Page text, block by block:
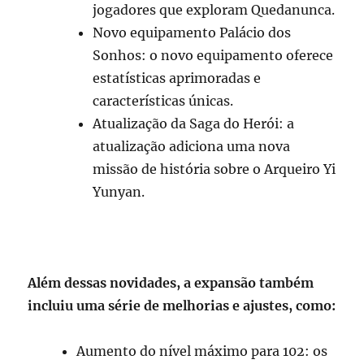
jogadores que exploram Quedanunca.
Novo equipamento Palácio dos
Sonhos: o novo equipamento oferece
estatísticas aprimoradas e
características únicas.
Atualização da Saga do Herói: a
atualização adiciona uma nova
missão de história sobre o Arqueiro Yi
Yunyan.
Além dessas novidades, a expansão também
incluiu uma série de melhorias e ajustes, como:
Aumento do nível máximo para 102: os